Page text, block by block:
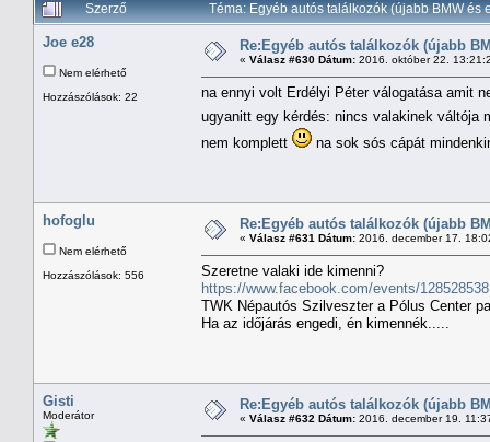
Szerző
Téma: Egyéb autós találkozók (újabb BMW
Joe e28
Nem elérhető
Hozzászólások: 22
Re:Egyéb autós találkozók (újabb
« Válasz #630 Dátum: 2016. október 22.
na ennyi volt Erdélyi Péter válogatása amit
ugyanitt egy kérdés: nincs valakinek váltója
nem komplett
na sok sós cápát
hofoglu
Nem elérhető
Hozzászólások: 556
Re:Egyéb autós találkozók (újabb
« Válasz #631 Dátum: 2016. december 17.
Szeretne valaki ide kimenni?
https://www.facebook.com/events/
TWK Népautós Szilveszter a Pólus Center
Ha az időjárás engedi, én kimennék.....
Gisti
Moderátor
Re:Egyéb autós találkozók (újabb
« Válasz #632 Dátum: 2016. december 19.